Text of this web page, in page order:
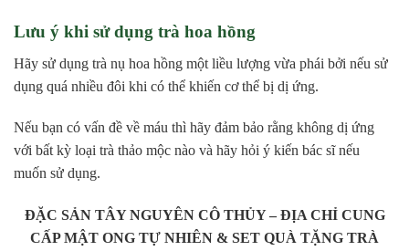
Lưu ý khi sử dụng trà hoa hồng
Hãy sử dụng trà nụ hoa hồng một liều lượng vừa phái bởi nếu sử
dụng quá nhiều đôi khi có thể khiến cơ thể bị dị ứng.
Nếu bạn có vấn đề về máu thì hãy đảm bảo rằng không dị ứng
với bất kỳ loại trà thảo mộc nào và hãy hỏi ý kiến bác sĩ nếu
muốn sử dụng.
ĐẶC SẢN TÂY NGUYÊN CÔ THỦY – ĐỊA CHỈ CUNG
CẤP MẬT ONG TỰ NHIÊN & SET QUÀ TẶNG TRÀ